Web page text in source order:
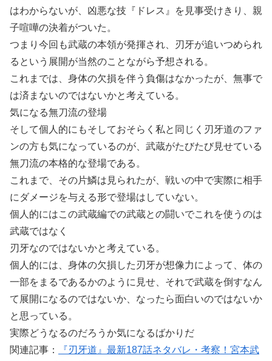
はわからないが、凶悪な技『ドレス』を見事受けきり、親
子喧嘩の決着がついた。
つまり今回も武蔵の本領が発揮され、刃牙が追いつめられ
るという展開が当然のことながら予想される。
これまでは、身体の欠損を伴う負傷はなかったが、無事で
は済まないのではないかと考えている。
気になる無刀流の登場
そして個人的にもそしておそらく私と同じく刃牙道のファ
ンの方も気になっているのが、武蔵がたびたび見せている
無刀流の本格的な登場である。
これまで、その片鱗は見られたが、戦いの中で実際に相手
にダメージを与える形で登場はしていない。
個人的にはこの武蔵編での武蔵との闘いでこれを使うのは
武蔵ではなく
刃牙なのではないかと考えている。
個人的には、身体の欠損した刃牙が想像力によって、体の
一部をまるであるかのように見せ、それで武蔵を倒すなん
て展開になるのではないか、なったら面白いのではないか
と思っている。
実際どうなるのだろうか気になるばかりだ
関連記事：
『刃牙道』最新187話ネタバレ・考察！宮本武